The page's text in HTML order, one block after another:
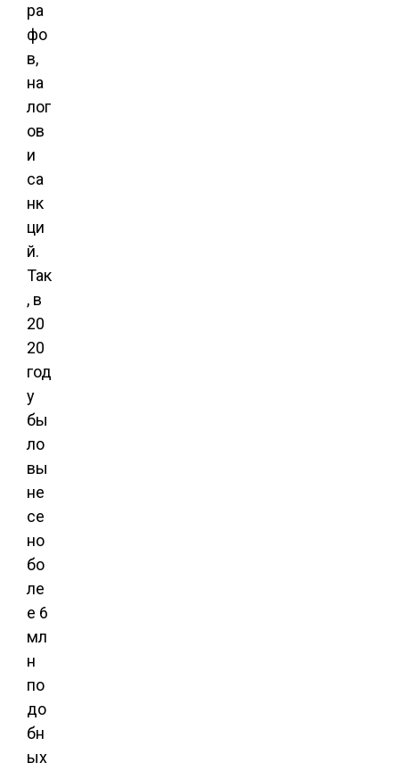
ра
фо
в,
на
лог
ов
и
са
нк
ци
й.
Так
, в
20
20
год
у
бы
ло
вы
не
се
но
бо
ле
е 6
мл
н
по
до
бн
ых